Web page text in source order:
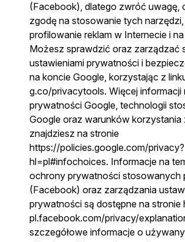
(Facebook), dlatego zwróć uwagę,
zgodę na stosowanie tych
profilowanie reklam w Internecie i
Możesz sprawdzić oraz zarządzać
ustawieniami prywatności i
na koncie Google, korzystając z
g.co/privacytools. Więcej informacji
prywatności Google, technologii
Google oraz warunków korzystania
znajdziesz na stronie
https://policies.google.com/privacy?
hl=pl#infochoices. Informacje na
ochrony prywatności stosowanych
(Facebook) oraz zarządzania
prywatności są dostępne na stronie
pl.facebook.com/privacy/
szczegółowe informacje o